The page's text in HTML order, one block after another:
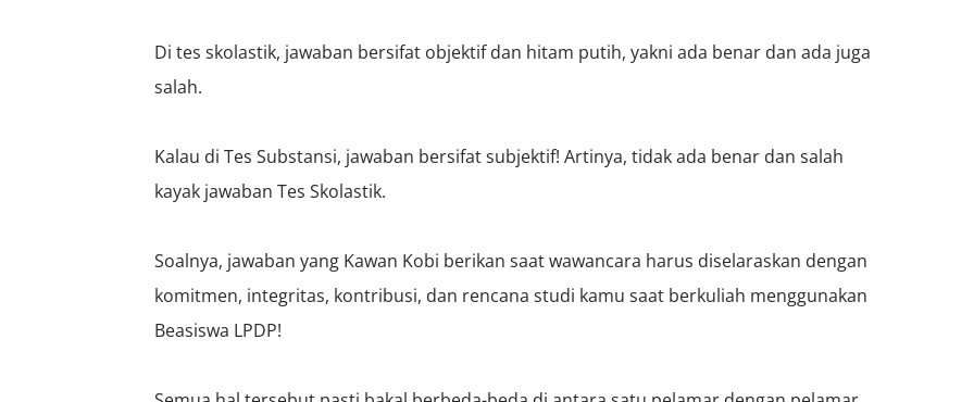
Di tes skolastik, jawaban bersifat objektif dan hitam putih, yakni ada benar dan ada juga
salah.
Kalau di Tes Substansi, jawaban bersifat subjektif! Artinya, tidak ada benar dan salah
kayak jawaban Tes Skolastik.
Soalnya, jawaban yang Kawan Kobi berikan saat wawancara harus diselaraskan dengan
komitmen, integritas, kontribusi, dan rencana studi kamu saat berkuliah menggunakan
Beasiswa LPDP!